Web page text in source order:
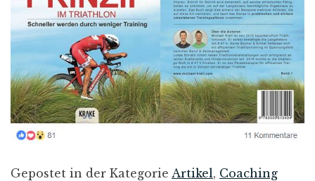
Gepostet in der Kategorie Artikel, Coaching